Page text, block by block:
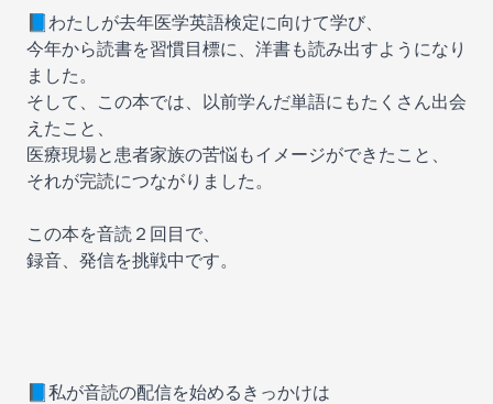
📘わたしが去年医学英語検定に向けて学び、
今年から読書を習慣目標に、洋書も読み出すようになり
ました。
そして、この本では、以前学んだ単語にもたくさん出会
えたこと、
医療現場と患者家族の苦悩もイメージができたこと、
それが完読につながりました。
この本を音読２回目で、
録音、発信を挑戦中です。
📘私が音読の配信を始めるきっかけは